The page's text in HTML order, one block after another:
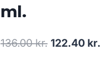
ml.
136.00kr. Den
122.40 kr.